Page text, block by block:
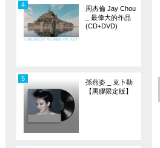
周杰倫 Jay Chou
_ 最偉大的作品
(CD+DVD)
4
孫燕姿 _ 克卜勒
【黑膠限定版】
5